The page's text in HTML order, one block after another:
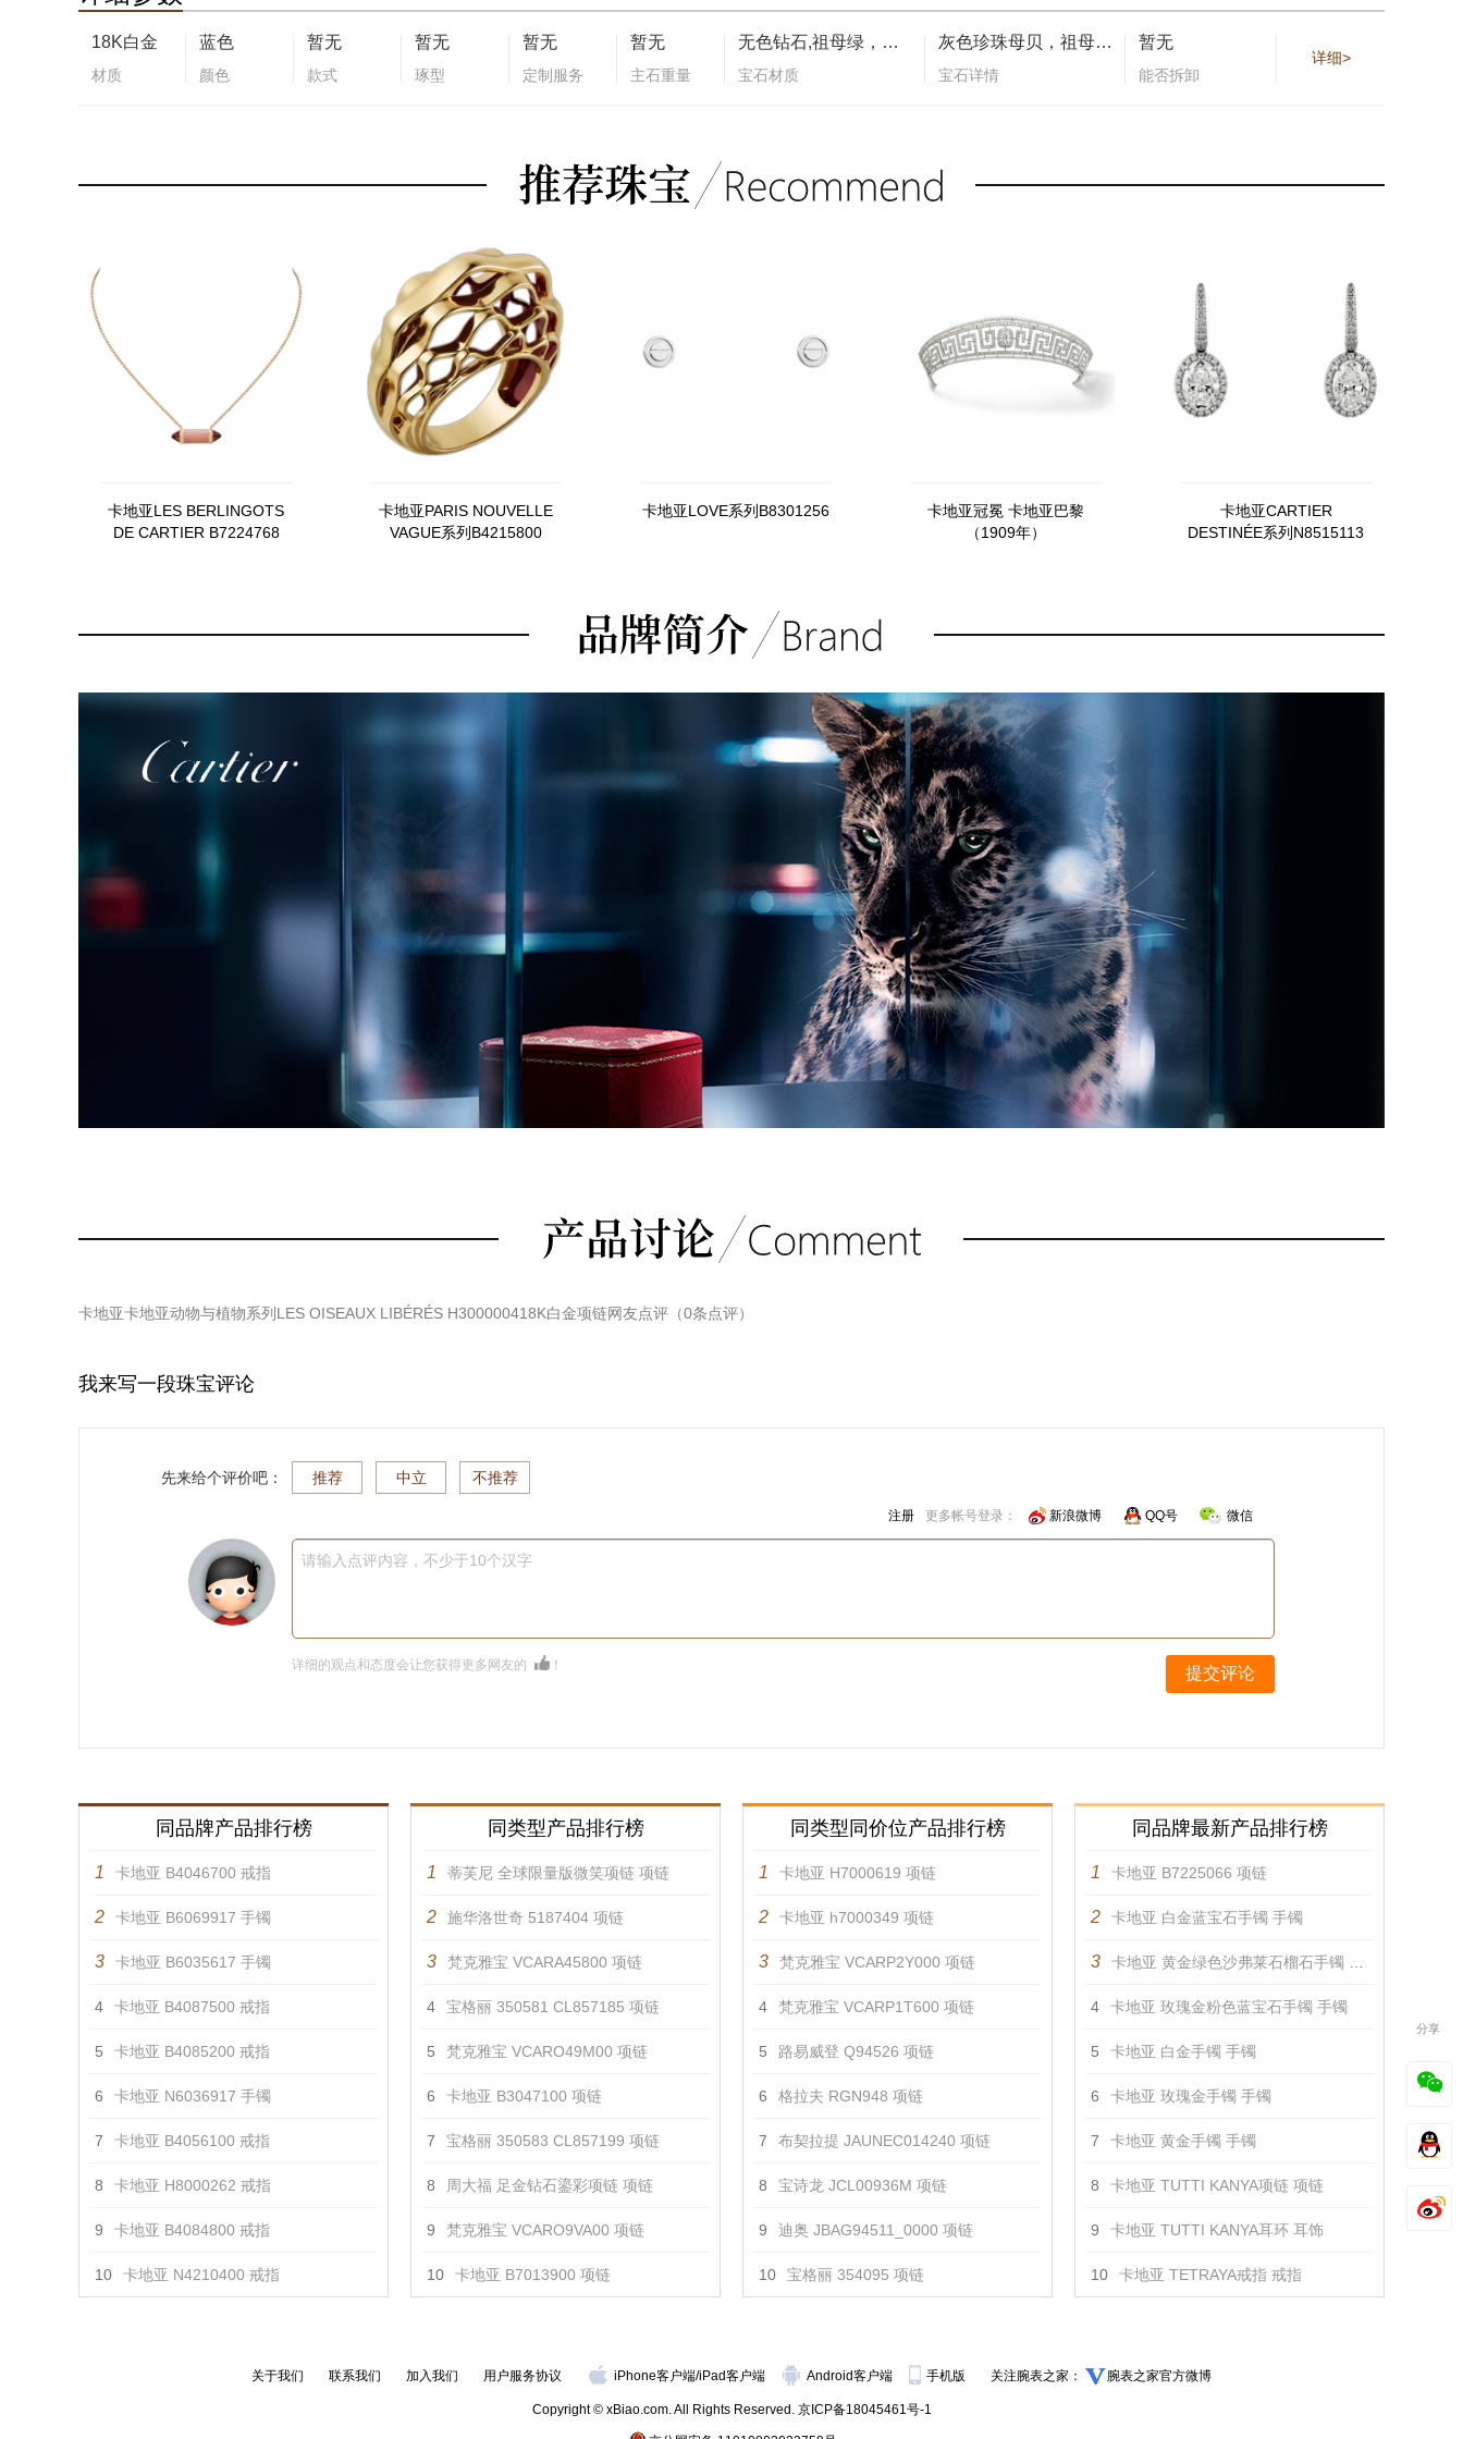
18K白金
材质
蓝色
颜色
暂无
款式
暂无
琢型
暂无
定制服务
暂无
主石重量
无色钻石,祖母绿，坦桑石，珍珠母贝
宝石材质
灰色珍珠母贝，祖母绿，坦桑石圆珠，镶嵌445颗圆形明亮式切割钻石，总重2.22克拉
宝石详情
暂无
能否拆卸
详细>
卡地亚LES BERLINGOTS
DE CARTIER B7224768
卡地亚PARIS NOUVELLE
VAGUE系列B4215800
卡地亚LOVE系列B8301256
卡地亚冠冕 卡地亚巴黎
（1909年）
卡地亚CARTIER
DESTINÉE系列N8515113
卡地亚卡地亚动物与植物系列LES OISEAUX LIBÉRÉS H300000418K白金项链网友点评（0条点评）
我来写一段珠宝评论
先来给个评价吧： 推荐 中立 不推荐
注册 更多帐号登录： 新浪微博 QQ号 微信
请输入点评内容，不少于10个汉字
详细的观点和态度会让您获得更多网友的 ！ 提交评论
同品牌产品排行榜
1 卡地亚 B4046700 戒指
2 卡地亚 B6069917 手镯
3 卡地亚 B6035617 手镯
4 卡地亚 B4087500 戒指
5 卡地亚 B4085200 戒指
6 卡地亚 N6036917 手镯
7 卡地亚 B4056100 戒指
8 卡地亚 H8000262 戒指
9 卡地亚 B4084800 戒指
10 卡地亚 N4210400 戒指
同类型产品排行榜
1 蒂芙尼 全球限量版微笑项链 项链
2 施华洛世奇 5187404 项链
3 梵克雅宝 VCARA45800 项链
4 宝格丽 350581 CL857185 项链
5 梵克雅宝 VCARO49M00 项链
6 卡地亚 B3047100 项链
7 宝格丽 350583 CL857199 项链
8 周大福 足金钻石鎏彩项链 项链
9 梵克雅宝 VCARO9VA00 项链
10 卡地亚 B7013900 项链
同类型同价位产品排行榜
1 卡地亚 H7000619 项链
2 卡地亚 h7000349 项链
3 梵克雅宝 VCARP2Y000 项链
4 梵克雅宝 VCARP1T600 项链
5 路易威登 Q94526 项链
6 格拉夫 RGN948 项链
7 布契拉提 JAUNEC014240 项链
8 宝诗龙 JCL00936M 项链
9 迪奥 JBAG94511_0000 项链
10 宝格丽 354095 项链
同品牌最新产品排行榜
1 卡地亚 B7225066 项链
2 卡地亚 白金蓝宝石手镯 手镯
3 卡地亚 黄金绿色沙弗莱石榴石手镯 手镯
4 卡地亚 玫瑰金粉色蓝宝石手镯 手镯
5 卡地亚 白金手镯 手镯
6 卡地亚 玫瑰金手镯 手镯
7 卡地亚 黄金手镯 手镯
8 卡地亚 TUTTI KANYA项链 项链
9 卡地亚 TUTTI KANYA耳环 耳饰
10 卡地亚 TETRAYA戒指 戒指
关于我们 联系我们 加入我们 用户服务协议 iPhone客户端/iPad客户端 Android客户端 手机版 关注腕表之家： 腕表之家官方微博
Copyright © xBiao.com. All Rights Reserved. 京ICP备18045461号-1
分享